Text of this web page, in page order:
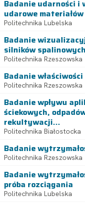
Badanie udarności i
udarowe materiałów
Politechnika Lubelska
Badanie
silników spalinowych
Politechnika Rzeszowska
Badanie
Politechnika Rzeszowska
Badanie wpływu
ściekowych,
rekultywacji...
Politechnika Białostocka
Badanie
Politechnika Rzeszowska
Badanie
próba rozciągania
Politechnika Lubelska